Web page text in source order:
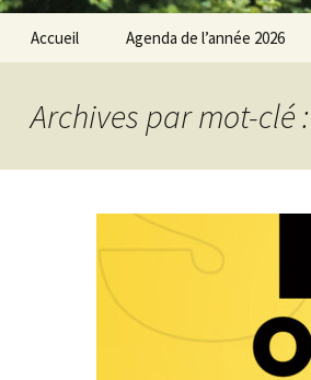
Accueil Agenda de l’année 2026
Résultats 2024
Résultats 2022
Résultats 2020
Archives par mot-clé